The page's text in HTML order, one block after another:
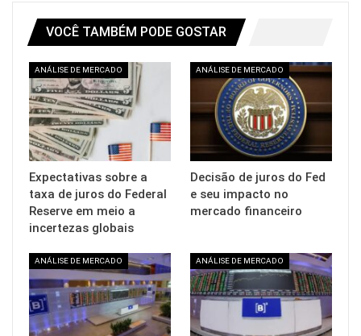
VOCÊ TAMBÉM PODE GOSTAR
ANÁLISE DE MERCADO
Expectativas sobre a
taxa de juros do Federal
Reserve em meio a
incertezas globais
ANÁLISE DE MERCADO
Decisão de juros do Fed
e seu impacto no
mercado financeiro
ANÁLISE DE MERCADO ANÁLISE DE MERCADO